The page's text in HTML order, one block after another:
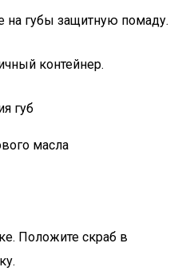
на губы защитную помаду.
контейнер.
губ
масла
Положите скраб в